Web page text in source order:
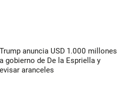
anuncia USD 1.000 millones
gobierno de De la Espriella y
aranceles